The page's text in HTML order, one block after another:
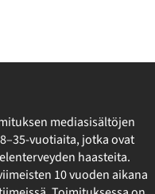
mediasisältöjen
vuotiaita, jotka ovat
haasteita.
10 vuoden aikana